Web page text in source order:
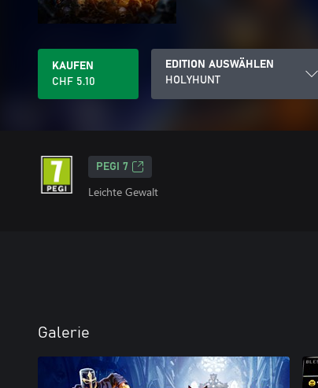
KAUFEN
CHF 5.10
EDITION AUSWÄHLEN
HOLYHUNT
PEGI 7
Leichte Gewalt
Galerie